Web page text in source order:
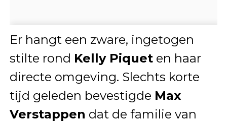
Er hangt een zware, ingetogen
stilte rond Kelly Piqueten haar
directe omgeving. Slechts korte
tijd geleden bevestigde Max
Verstappen dat de familie van